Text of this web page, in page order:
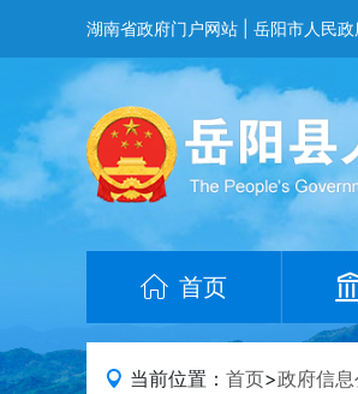
湖南省政府门户网站 岳阳市人民
首页
当前位置： 首页>政府信